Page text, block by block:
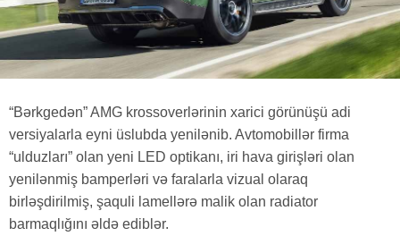
“Bərkgedən” AMG krossoverlərinin xarici görünüşü adi
versiyalarla eyni üslubda yenilənib. Avtomobillər firma
“ulduzları” olan yeni LED optikanı, iri hava girişləri olan
yenilənmiş bamperləri və faralarla vizual olaraq
birləşdirilmiş, şaquli lamellərə malik olan radiator
barmaqlığını əldə ediblər.